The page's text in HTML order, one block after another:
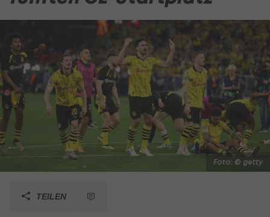
Foto: © getty
TEILEN